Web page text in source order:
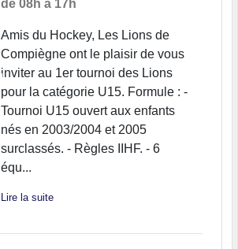
de 08h à 17h
Amis du Hockey, Les Lions de
Compiègne ont le plaisir de vous
inviter au 1er tournoi des Lions
pour la catégorie U15. Formule : -
Tournoi U15 ouvert aux enfants
nés en 2003/2004 et 2005
surclassés. - Règles IIHF. - 6
équ...
Lire la suite